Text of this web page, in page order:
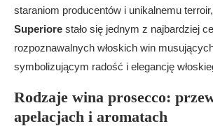
staraniom producentów i unikalnemu terroir,
Superiore stało się jednym z najbardziej
rozpoznawalnych włoskich win
symbolizującym radość i elegancję
Rodzaje wina prosecco:
apelacjach i aromatach